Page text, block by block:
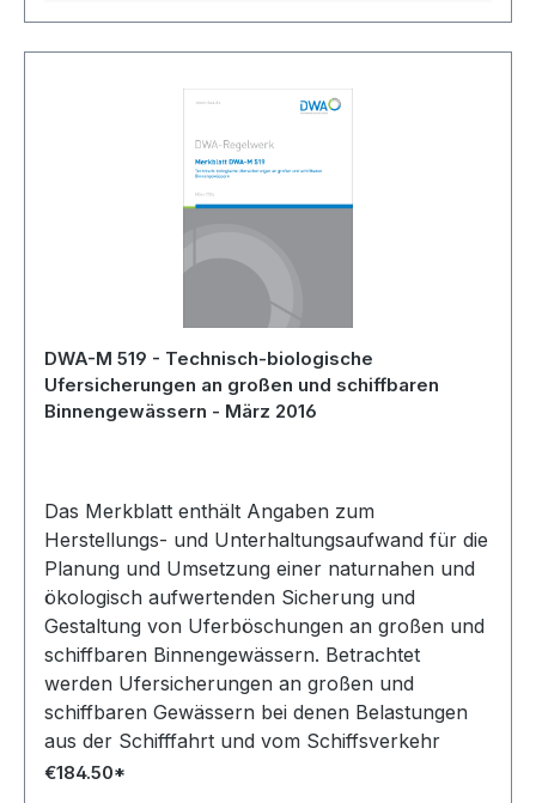
DWA-M 519 - Technisch-biologische
Ufersicherungen an großen und schiffbaren
Binnengewässern - März 2016
Das Merkblatt enthält Angaben zum
Herstellungs- und Unterhaltungsaufwand für die
Planung und Umsetzung einer naturnahen und
ökologisch aufwertenden Sicherung und
Gestaltung von Uferböschungen an großen und
schiffbaren Binnengewässern. Betrachtet
werden Ufersicherungen an großen und
schiffbaren Gewässern bei denen Belastungen
aus der Schifffahrt und vom Schiffsverkehr
unbeeinflusste Strömungen und Wellen
€184.50*